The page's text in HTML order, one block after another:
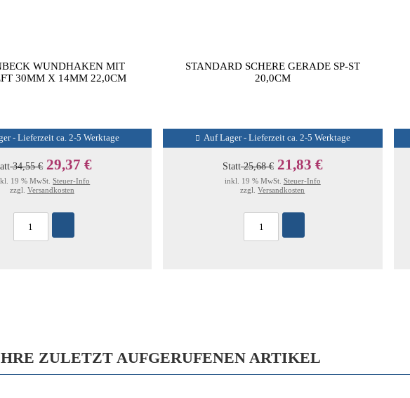
WUNDHAKEN MIT
30MM X 14MM 22,0CM
- Lieferzeit ca. 2-5 Werktage
34,55 € 29,37 €
19 % MwSt.Steuer-Info
zzgl. Versandkosten
STANDARD SCHERE GERADE SP-ST
20,0CM
Auf Lager - Lieferzeit ca. 2-5 Werktage
Statt25,68 € 21,83 €
inkl. 19 % MwSt. Steuer-Info
zzgl.Versandkosten
ZULETZT AUFGERUFENEN ARTIKEL